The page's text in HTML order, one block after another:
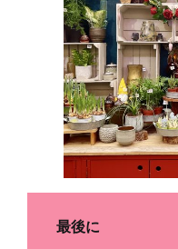
最後に